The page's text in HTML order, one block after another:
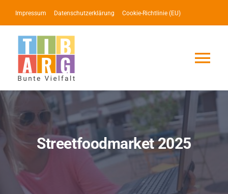
Inhalt
springen
Impressum Datenschutzerklärung Cookie-Richtlinie (EU)
Lotse
Service
Streetfoodmarket 2025